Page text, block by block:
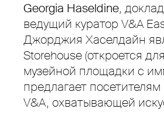
Georgia Haseldine,
ведущий куратор V&A
Джорджия Хаселдайн
Storehouse (откроется
музейной площадки с
предлагает
V&A, охватывающей